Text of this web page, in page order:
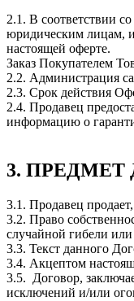
2.1. В соответствии
юридическим лицам, и
настоящей оферте.
Заказ Покупателем
2.2. Администрация
2.3. Срок действия
2.4. Продавец
информацию о
3. ПРЕДМЕТ
3.1. Продавец
3.2. Право
случайной гибели
3.3. Текст данного
3.4. Акцептом
3.5. Договор,
исключений и/или